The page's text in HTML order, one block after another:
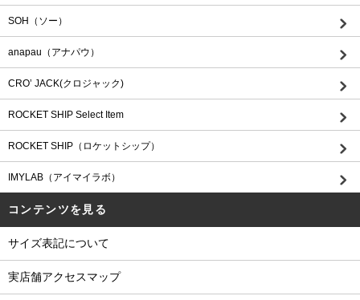
SOH（ソー）
anapau（アナパウ）
CRO’ JACK(クロジャック)
ROCKET SHIP Select Item
ROCKET SHIP（ロケットシップ）
IMYLAB（アイマイラボ）
コンテンツを見る
サイズ表記について
実店舗アクセスマップ